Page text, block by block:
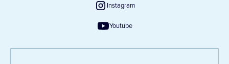
Instagram
Youtube